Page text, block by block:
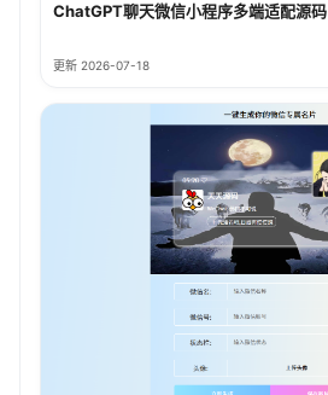
ChatGPT聊天微信小程序多端适配源码
更新 2026-07-18